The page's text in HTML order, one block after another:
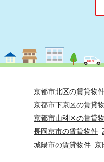
京都市北区の賃貸物
京都市下京区の賃貸
京都市山科区の賃貸
長岡京市の賃貸物件
城陽市の賃貸物件 京